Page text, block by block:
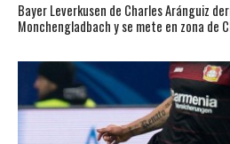
Bayer Leverkusen de Charles Aránguiz
Monchengladbach y se mete en zona de